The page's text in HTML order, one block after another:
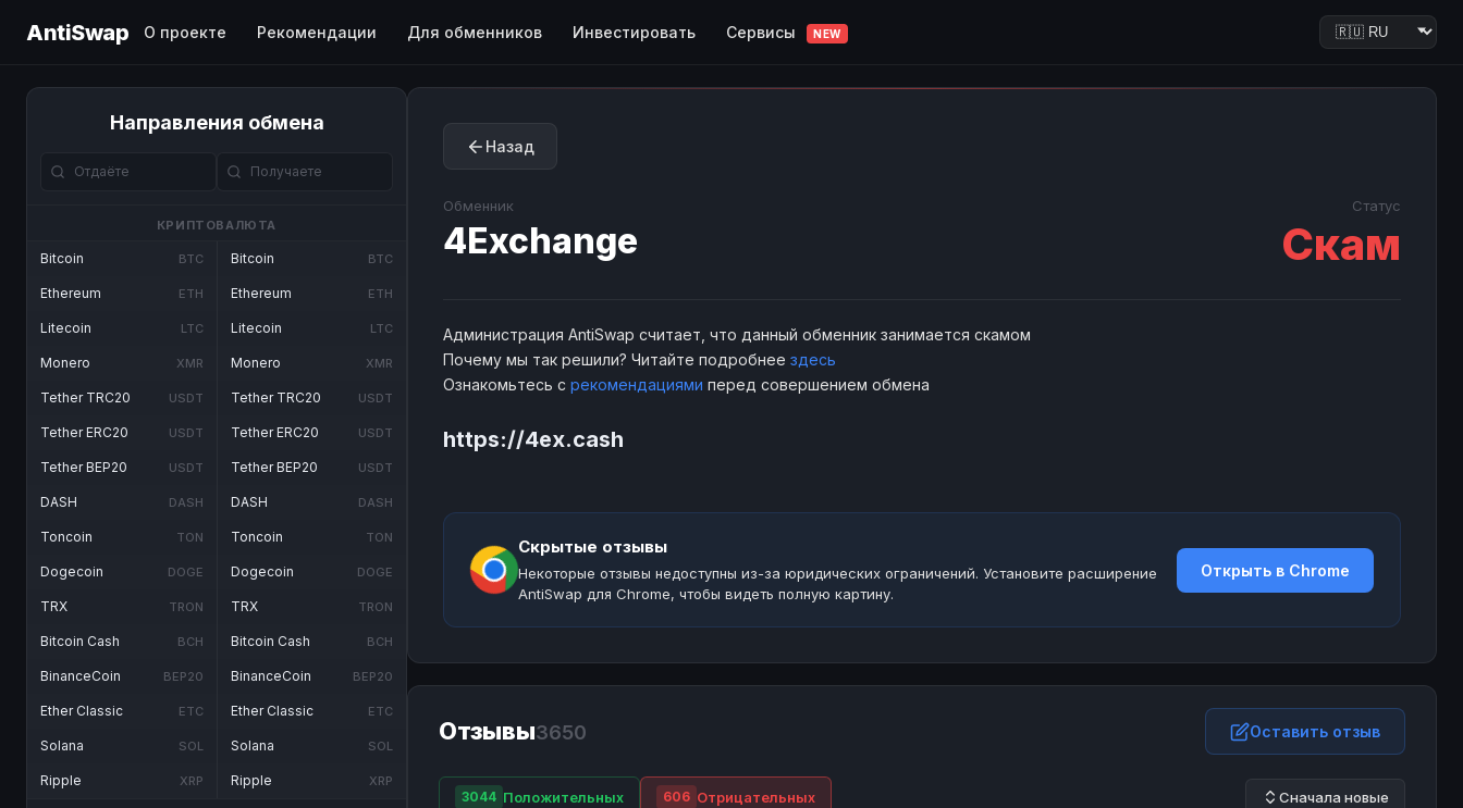
AntiSwap О проекте Рекомендации Для обменников Инвестировать Сервисы NEW
Направления обмена
КРИПТОВАЛЮТА
Bitcoin BTC
Ethereum ETH
Litecoin LTC
Monero XMR
Tether TRC20 USDT
Tether ERC20 USDT
Tether BEP20 USDT
DASH DASH
Toncoin TON
Dogecoin DOGE
TRX TRON
Bitcoin Cash BCH
BinanceCoin BEP20
Ether Classic ETC
Solana SOL
Ripple XRP
Bitcoin BTC
Ethereum ETH
Litecoin LTC
Monero XMR
Tether TRC20 USDT
Tether ERC20 USDT
Tether BEP20 USDT
DASH DASH
Toncoin TON
Dogecoin DOGE
TRX TRON
Bitcoin Cash BCH
BinanceCoin BEP20
Ether Classic ETC
Solana SOL
Ripple XRP
Назад
Обменник
4Exchange
Статус
Скам
Администрация AntiSwap считает, что данный обменник занимается скамом
Почему мы так решили? Читайте подробнее здесь
Ознакомьтесь с рекомендациями перед совершением обмена
https://4ex.cash
Скрытые отзывы
Некоторые отзывы недоступны из-за юридических ограничений. Установите расширение
AntiSwap для Chrome, чтобы видеть полную картину.
Открыть в Chrome
Отзывы3650 Оставить отзыв
3044 Положительных 606 Отрицательных Сначала новые